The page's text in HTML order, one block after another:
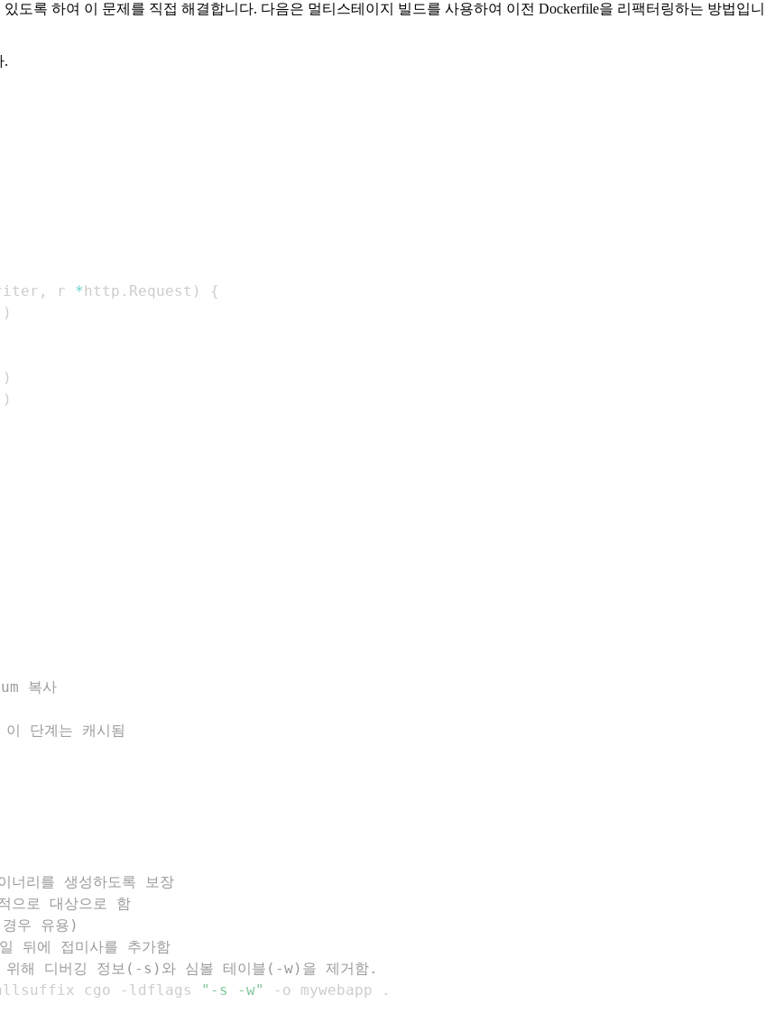
도록 하여 이 문제를 직접 해결합니다. 다음은 멀티스테이지 빌드를 사용하여 이전 Dockerfile을 리팩터링하는 방법입니
.
, r * http . Request )
{
)
)
)
복사
단계는 캐시됨
너리를 생성하도록 보장
으로 대상으로 함
우 유용)
에 접미사를 추가함
디버깅 정보(-s)와 심볼 테이블(-w)을 제거함.
cgo -ldflags "-s -w" -o mywebapp .